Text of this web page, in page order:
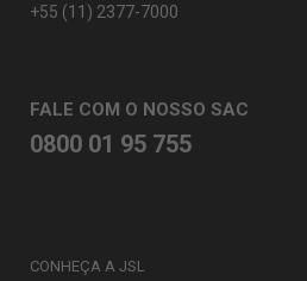
+55 (11) 2377-7000
FALE COM O NOSSO SAC
0800 01 95 755
CONHEÇA A JSL